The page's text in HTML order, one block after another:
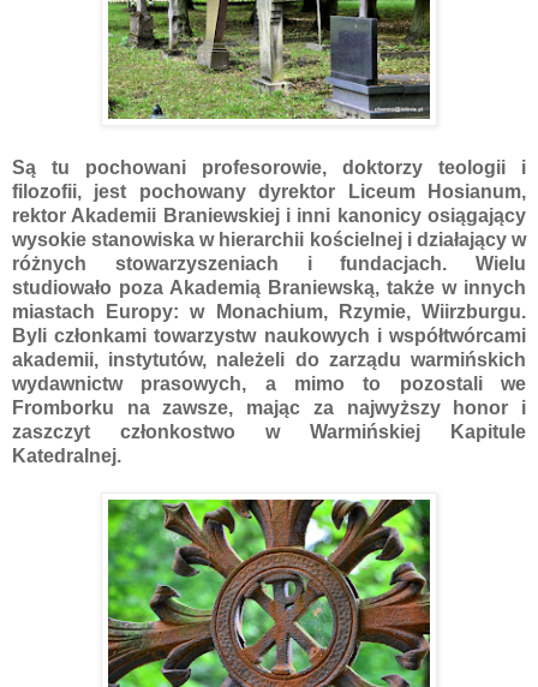
Są tu pochowani profesorowie, doktorzy teologii i
filozofii, jest pochowany dyrektor Liceum Hosianum,
rektor Akademii Braniewskiej i inni kanonicy osiągający
wysokie stanowiska w hierarchii kościelnej i działający w
różnych stowarzyszeniach i fundacjach. Wielu
studiowało poza Akademią Braniewską, także w innych
miastach Europy: w Monachium, Rzymie, Wiirzburgu.
Byli członkami towarzystw naukowych i współtwórcami
akademii, instytutów, należeli do zarządu warmińskich
wydawnictw prasowych, a mimo to pozostali we
Fromborku na zawsze, mając za najwyższy honor i
zaszczyt członkostwo w Warmińskiej Kapitule
Katedralnej.